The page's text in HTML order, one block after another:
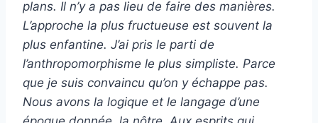
plans. Il n’y a pas lieu de faire des manières.
L’approche la plus fructueuse est souvent la
plus enfantine. J’ai pris le parti de
l’anthropomorphisme le plus simpliste. Parce
que je suis convaincu qu’on y échappe pas.
Nous avons la logique et le langage d’une